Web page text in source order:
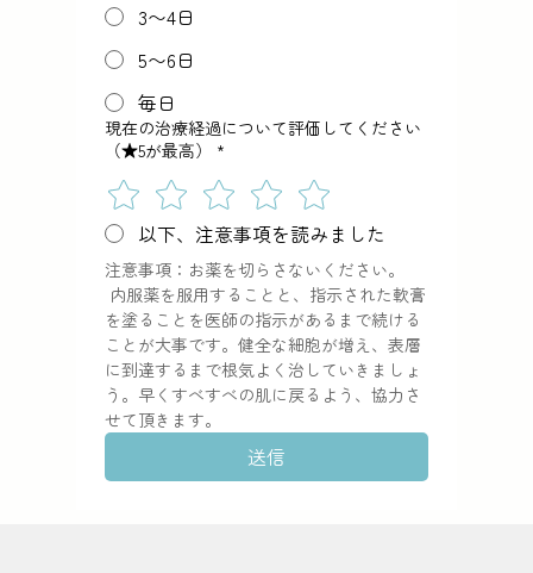
3〜4日
5〜6日
毎日
現在の治療経過について評価してください
（★5が最高）
*
以下、注意事項を読みました
注意事項：お薬を切らさないください。
内服薬を服用することと、指示された軟膏
を塗ることを医師の指示があるまで続ける
ことが大事です。健全な細胞が増え、表層
に到達するまで根気よく治していきましょ
う。早くすべすべの肌に戻るよう、協力さ
せて頂きます。
送信